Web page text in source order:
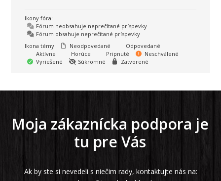
Ikony fóra:
Fórum neobsahuje neprečítané príspevky
Fórum obsahuje neprečítané príspevky
Ikona témy:
Neodpovedané
Odpovedané
Aktívne
Horúce Pripnuté
Neschválené
Vyriešené
Súkromné Zatvorené
Moja zákaznícka podpora je
tu pre Vás
Ak by ste si nevedeli s niečim rady, kontaktujte nás na: